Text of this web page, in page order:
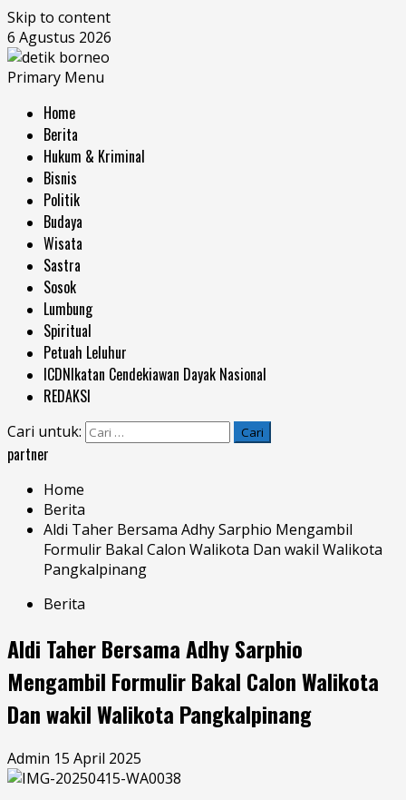
Skip to content
6 Agustus 2026
Primary Menu
Home
Berita
Hukum & Kriminal
Bisnis
Politik
Budaya
Wisata
Sastra
Sosok
Lumbung
Spiritual
Petuah Leluhur
ICDNIkatan Cendekiawan Dayak Nasional
REDAKSI
Cari untuk:
partner
Home
Berita
Aldi Taher Bersama Adhy Sarphio Mengambil
Formulir Bakal Calon Walikota Dan wakil Walikota
Pangkalpinang
Berita
Aldi Taher Bersama Adhy Sarphio
Mengambil Formulir Bakal Calon Walikota
Dan wakil Walikota Pangkalpinang
Admin 15 April 2025